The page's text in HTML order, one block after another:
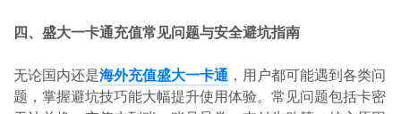
四、盛大一卡通充值常见问题与安全避坑指南
无论国内还是海外充值盛大一卡通 ，用户都可能遇到各类问
题，掌握避坑技巧能大幅提升使用体验。常见问题包括卡密